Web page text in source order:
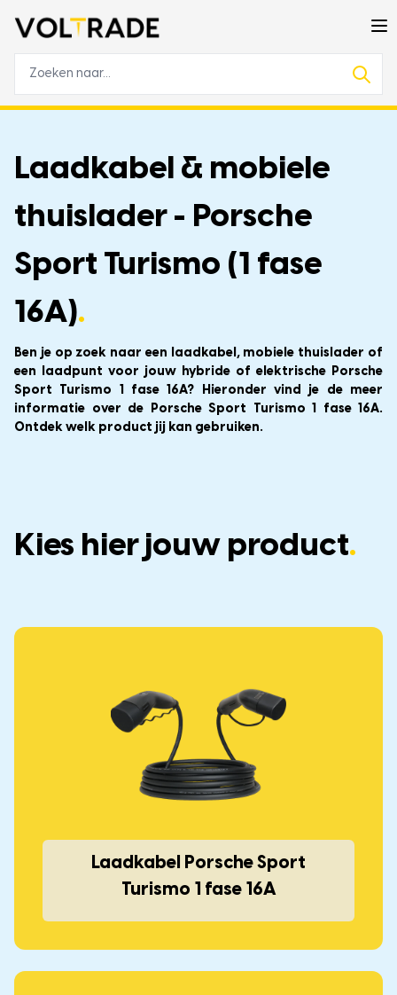
Laadkabel & mobiele
thuislader - Porsche
Sport Turismo (1 fase
16A).
Ben je op zoek naar een laadkabel, mobiele thuislader of
een laadpunt voor jouw hybride of elektrische Porsche
Sport Turismo 1 fase 16A? Hieronder vind je de meer
informatie over de Porsche Sport Turismo 1 fase 16A.
Ontdek welk product jij kan gebruiken.
Kies hier jouw product.
Laadkabel Porsche Sport
Turismo 1 fase 16A